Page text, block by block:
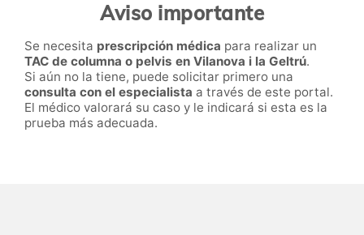
Aviso importante
Se necesita prescripción médica para realizar un
TAC de columna o pelvis en Vilanova i la Geltrú.
Si aún no la tiene, puede solicitar primero una
consulta con el especialista a través de este portal.
El médico valorará su caso y le indicará si esta es la
prueba más adecuada.